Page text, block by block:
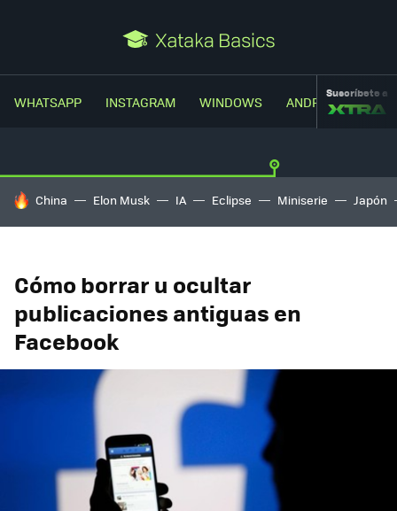
WHATSAPP INSTAGRAM WINDOWS ANDROIDSuscríbete a
HOY SE HABLA DE
China Elon Musk IA Eclipse Miniserie Japón
Cómo borrar u ocultar
publicaciones antiguas en
Facebook